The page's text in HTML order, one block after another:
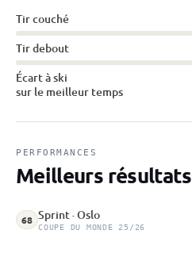
Tir couché
Tir debout
Écart à ski
sur le meilleur temps
PERFORMANCES
Meilleurs résultats
68 Sprint · Oslo
COUPE DU MONDE 25/26